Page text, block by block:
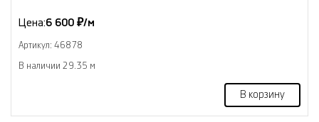
Цена:6 600 ₽/м
Артикул: 46878
В наличии 29.35 м
В корзину